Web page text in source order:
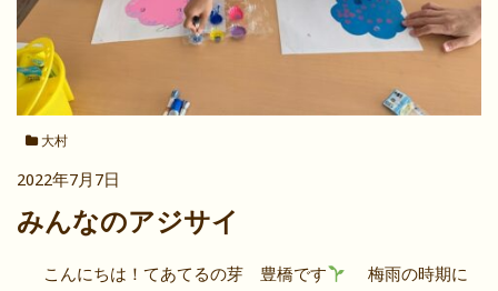
大村
2022年7月7日
みんなのアジサイ
こんにちは！てあてるの芽 豊橋です
梅雨の時期に